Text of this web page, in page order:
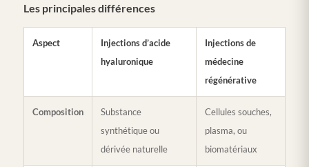
Les principales différences
Aspect
Injections d’acide
hyaluronique
Injections de
médecine
régénérative
Composition
Substance
synthétique ou
dérivée naturelle
Cellules souches,
plasma, ou
biomatériaux